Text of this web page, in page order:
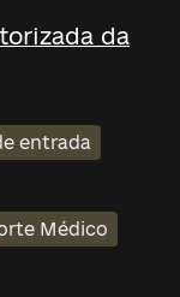
da
entrada
Médico